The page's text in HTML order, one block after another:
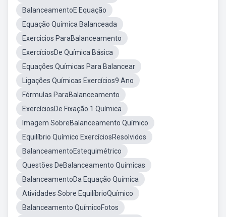
BalanceamentoE Equação
Equação Química Balanceada
Exercicios ParaBalanceamento
ExercíciosDe Química Básica
Equações Químicas Para Balancear
Ligações Químicas Exercícios9 Ano
Fórmulas ParaBalanceamento
ExercíciosDe Fixação 1 Química
Imagem SobreBalanceamento Químico
Equilíbrio Químico ExercíciosResolvidos
BalanceamentoEstequimétrico
Questões DeBalanceamento Químicas
BalanceamentoDa Equação Química
Atividades Sobre EquilíbrioQuímico
Balanceamento QuímicoFotos